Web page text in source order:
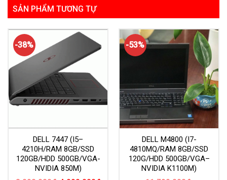
SẢN PHẨM TƯƠNG TỰ
-38%
DELL 7447 (I5–
4210H/RAM 8GB/SSD
120GB/HDD 500GB/VGA-
NVIDIA 850M)
-53%
DELL M4800 (I7-
4810MQ/RAM 8GB/SSD
120G/HDD 500GB/VGA–
NVIDIA K1100M)